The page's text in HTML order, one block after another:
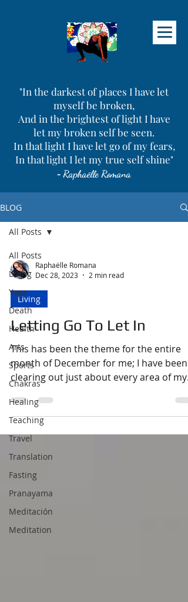
"In the darkest of places I have let
myself be broken,
And in the brightest of light I have
let my broken self be seen.
In that light I have let go of my fears,
In that light I let my true self shine"
- Raphaëlle Romana
BLOG
All Posts
Living
Yoga
Death
Health
Arts
Sports
Chakras
Healing
Teaching
Travel
Translation
Fasting
Pranayama
Meditación
Meditation
All Posts
Raphaëlle Romana
Dec 28, 2023
2 min read
Living
Letting Go To Let In
This has been the theme for the entire
month of December for me; I have been
clearing out just about every area of my